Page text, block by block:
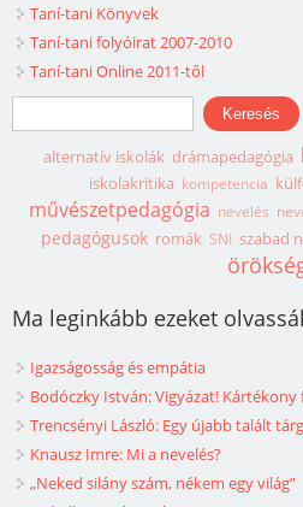
Taní-tani Könyvek
Taní-tani folyóirat 2007-2010
Taní-tani Online 2011-től
Keresés űrlap
Keresés
alternatív iskolák drámapedagógia
iskolakritika kompetencia
művészetpedagógia nevelés
pedagógusok romák SNI szabad
Ma leginkább ezeket
Igazságosság és empátia
Bodóczky István: Vigyázat! Kártékony
Trencsényi László: Egy újabb talált
Knausz Imre: Mi a nevelés?
„Neked silány szám, nékem egy világ”